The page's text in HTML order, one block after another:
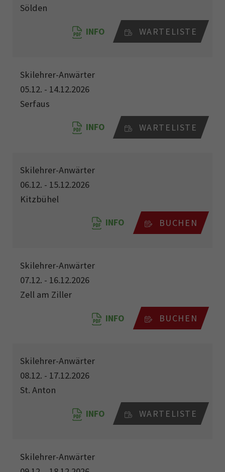
Sölden
INFO WARTELISTE
Skilehrer-Anwärter
05.12. - 14.12.2026
Serfaus
INFO WARTELISTE
Skilehrer-Anwärter
06.12. - 15.12.2026
Kitzbühel
INFO BUCHEN
Skilehrer-Anwärter
07.12. - 16.12.2026
Zell am Ziller
INFO BUCHEN
Skilehrer-Anwärter
08.12. - 17.12.2026
St. Anton
INFO WARTELISTE
Skilehrer-Anwärter